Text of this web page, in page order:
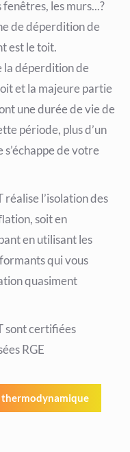
les murs...?
de déperdition de
est le toit.
la déperdition de
et la majeure partie
une durée de vie de
période, plus d’un
de votre
réalise l’isolation des
soit en
en utilisant les
qui vous
quasiment
sont certifiées
RGE